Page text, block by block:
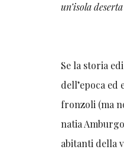
un’isola
Se la storia
dell’epoca
fronzoli (ma
natia
abitanti della